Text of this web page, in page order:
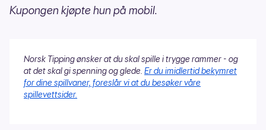
Kupongen kjøpte hun på mobil.
Norsk Tipping ønsker at du skal spille i trygge rammer - og
at det skal gi spenning og glede. Er du imidlertid bekymret
for dine spillvaner, foreslår vi at du besøker våre
spillevettsider.